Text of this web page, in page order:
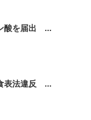
酸を届出 ...
表法違反 ...